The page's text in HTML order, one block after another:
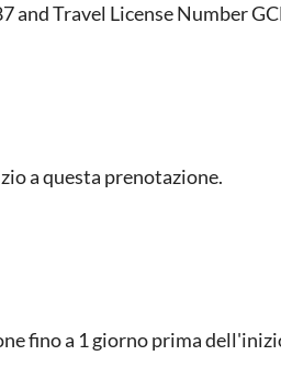
and Travel License Number
a questa prenotazione.
fino a 1 giorno prima